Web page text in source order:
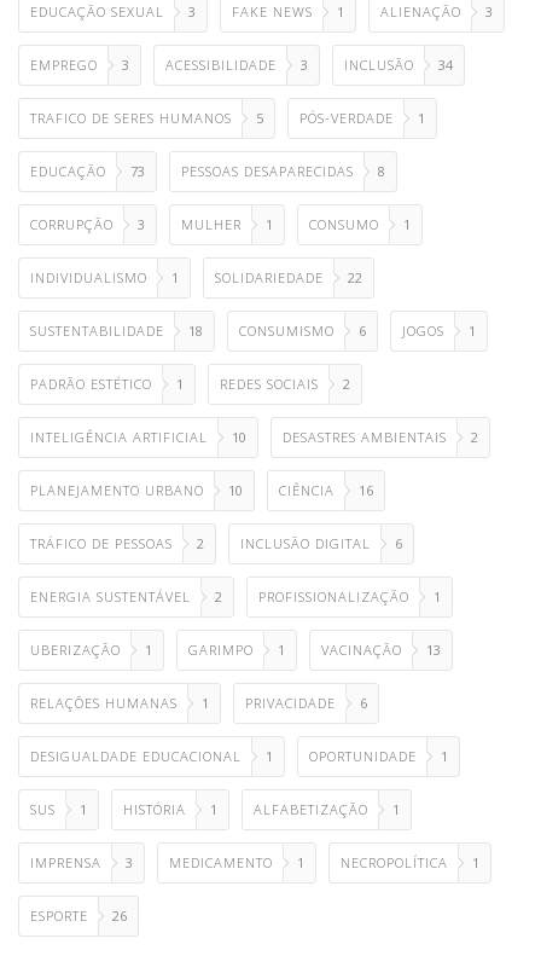
EDUCAÇÃO SEXUAL 3 FAKE NEWS 1 ALIENAÇÃO 3
EMPREGO 3 ACESSIBILIDADE 3 INCLUSÃO 34
TRAFICO DE SERES HUMANOS 5 PÓS-VERDADE 1
EDUCAÇÃO 73 PESSOAS DESAPARECIDAS 8
CORRUPÇÃO 3 MULHER 1 CONSUMO 1
INDIVIDUALISMO 1 SOLIDARIEDADE 22
SUSTENTABILIDADE 18 CONSUMISMO 6 JOGOS 1
PADRÃO ESTÉTICO 1 REDES SOCIAIS 2
INTELIGÊNCIA ARTIFICIAL 10 DESASTRES AMBIENTAIS 2
PLANEJAMENTO URBANO 10 CIÊNCIA 16
TRÁFICO DE PESSOAS 2 INCLUSÃO DIGITAL 6
ENERGIA SUSTENTÁVEL 2 PROFISSIONALIZAÇÃO 1
UBERIZAÇÃO 1 GARIMPO 1 VACINAÇÃO 13
RELAÇÕES HUMANAS 1 PRIVACIDADE 6
DESIGUALDADE EDUCACIONAL 1 OPORTUNIDADE 1
SUS 1 HISTÓRIA 1 ALFABETIZAÇÃO 1
IMPRENSA 3 MEDICAMENTO 1 NECROPOLÍTICA 1
ESPORTE 26